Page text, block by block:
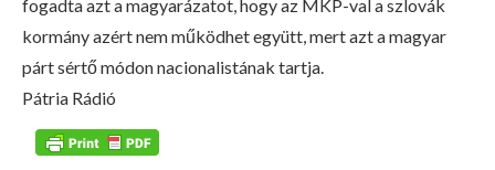
fogadta azt a magyarázatot, hogy az MKP-val a szlovák
kormány azért nem működhet együtt, mert azt a magyar
párt sértő módon nacionalistának tartja.
Pátria Rádió